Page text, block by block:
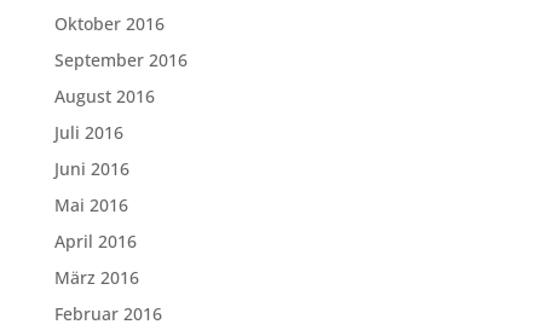
Oktober 2016
September 2016
August 2016
Juli 2016
Juni 2016
Mai 2016
April 2016
März 2016
Februar 2016